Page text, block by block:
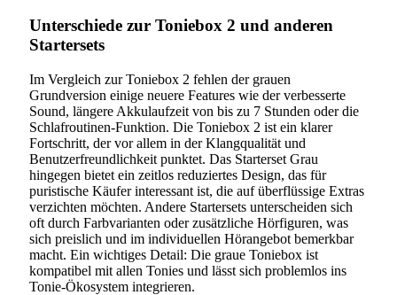
Unterschiede zur Toniebox 2 und anderen
Startersets
Im Vergleich zur Toniebox 2 fehlen der grauen
Grundversion einige neuere Features wie der verbesserte
Sound, längere Akkulaufzeit von bis zu 7 Stunden oder die
Schlafroutinen-Funktion. Die Toniebox 2 ist ein klarer
Fortschritt, der vor allem in der Klangqualität und
Benutzerfreundlichkeit punktet. Das Starterset Grau
hingegen bietet ein zeitlos reduziertes Design, das für
puristische Käufer interessant ist, die auf überflüssige Extras
verzichten möchten. Andere Startersets unterscheiden sich
oft durch Farbvarianten oder zusätzliche Hörfiguren, was
sich preislich und im individuellen Hörangebot bemerkbar
macht. Ein wichtiges Detail: Die graue Toniebox ist
kompatibel mit allen Tonies und lässt sich problemlos ins
Tonie-Ökosystem integrieren.